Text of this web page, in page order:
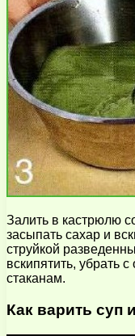
Залить в кастрюлю
засыпать сахар и
струйкой
вскипятить, убрать
стаканам.
Как варить суп